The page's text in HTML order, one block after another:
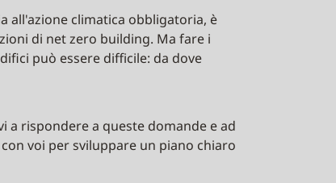
all'azione climatica obbligatoria, è
di net zero building. Ma fare i
può essere difficile: da dove
a rispondere a queste domande e ad
voi per sviluppare un piano chiaro